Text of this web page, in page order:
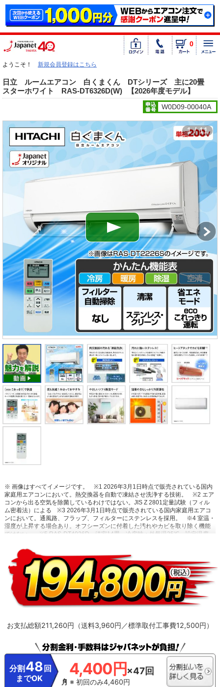
0
ようこそ！ 新規会員登録はこちら
日立 ルームエアコン 白くまくん DTシリーズ 主に20畳
スターホワイト RAS-DT6326D(W)
【2026年度モデル】
W0D09-00040A
1 / 11
※ 画像はすべてイメージです。
※1 2026年3月1日時点で販売されている国内
家庭用エアコンにおいて。熱交換器を自動で凍結させ洗浄する技術。
※2 エア
コンから出る空気を除菌しているわけではない。JIS Z 2801定量試験（フィル
ム密着法）による
※3 2026年3月1日時点で販売されている国内家庭用エアコ
ンにおいて。通風路、フラップ、フィルターにステンレスを採用。
※4 室温・
湿度が上昇する場合あり。オフシーズンに付着した汚れやカビを取り除く機能
ではない。
※5 RAS-DT4026D。洋室14畳。冷房時：外気温35℃、設定温度
れっきり］ON（187Wh）とOFF（242Wh）との比較。カーテンを閉め切った
日射量の少ない日中を想定。
※6 運転中の室外機の吸い込み空気温度。ベラン
ダなど狭小スペースに設置した場合、室外機周辺が高温になることがありま
す。所定の設置スペースを確保してください。また、高温の場合、製品保護の
ため運転しないことがあります。使用環境により能力が低下する場合がありま
す。
お支払総額211,260円（送料3,960円／標準取付工事費12,500円）
分割 48 回
までOK
4,400円×47回
※ 初回のみ4,460円